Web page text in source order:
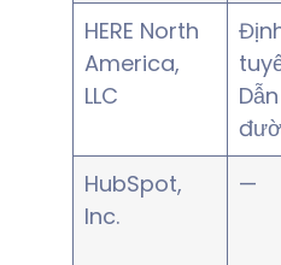
HERE North
America,
LLC
Dẫn
HubSpot,
Inc.
—